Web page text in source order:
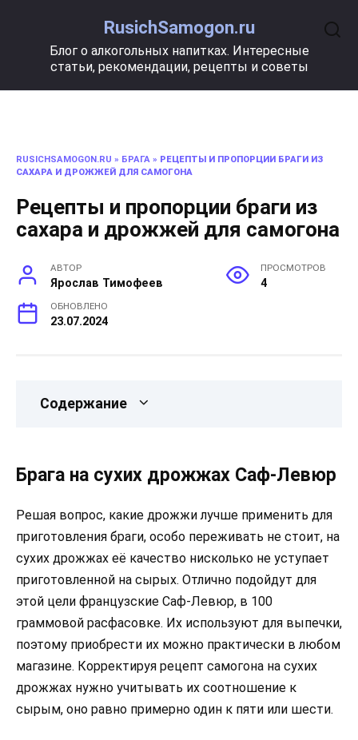
содержанию
RusichSamogon.ru
Блог о алкогольных напитках. Интересные
статьи, рекомендации, рецепты и советы
RUSICHSAMOGON.RU » БРАГА » РЕЦЕПТЫ И ПРОПОРЦИИ БРАГИ ИЗ
САХАРА И ДРОЖЖЕЙ ДЛЯ САМОГОНА
Рецепты и пропорции браги из
сахара и дрожжей для самогона
АВТОР
Ярослав Тимофеев
ПРОСМОТРОВ
4
ОБНОВЛЕНО
23.07.2024
Содержание
Брага на сухих дрожжах Саф-Левюр
Решая вопрос, какие дрожжи лучше применить для
приготовления браги, особо переживать не стоит, на
сухих дрожжах её качество нисколько не уступает
приготовленной на сырых. Отлично подойдут для
этой цели французские Саф-Левюр, в 100
граммовой расфасовке. Их используют для выпечки,
поэтому приобрести их можно практически в любом
магазине. Корректируя рецепт самогона на сухих
дрожжах нужно учитывать их соотношение к
сырым, оно равно примерно один к пяти или шести.